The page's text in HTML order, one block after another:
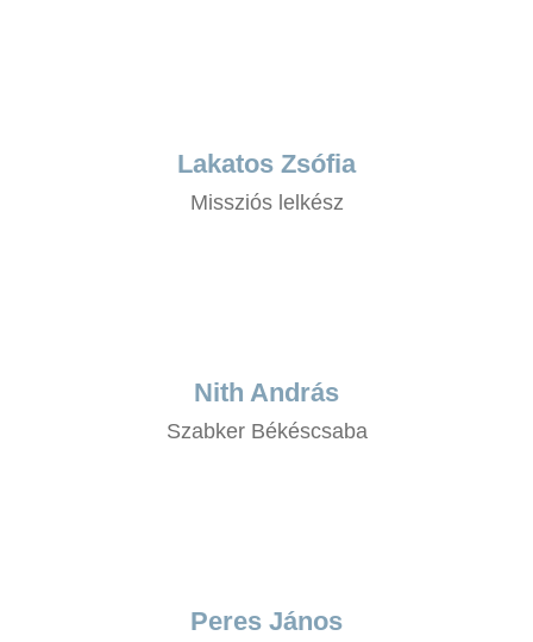
Lakatos Zsófia
Missziós lelkész
Nith András
Szabker Békéscsaba
Peres János